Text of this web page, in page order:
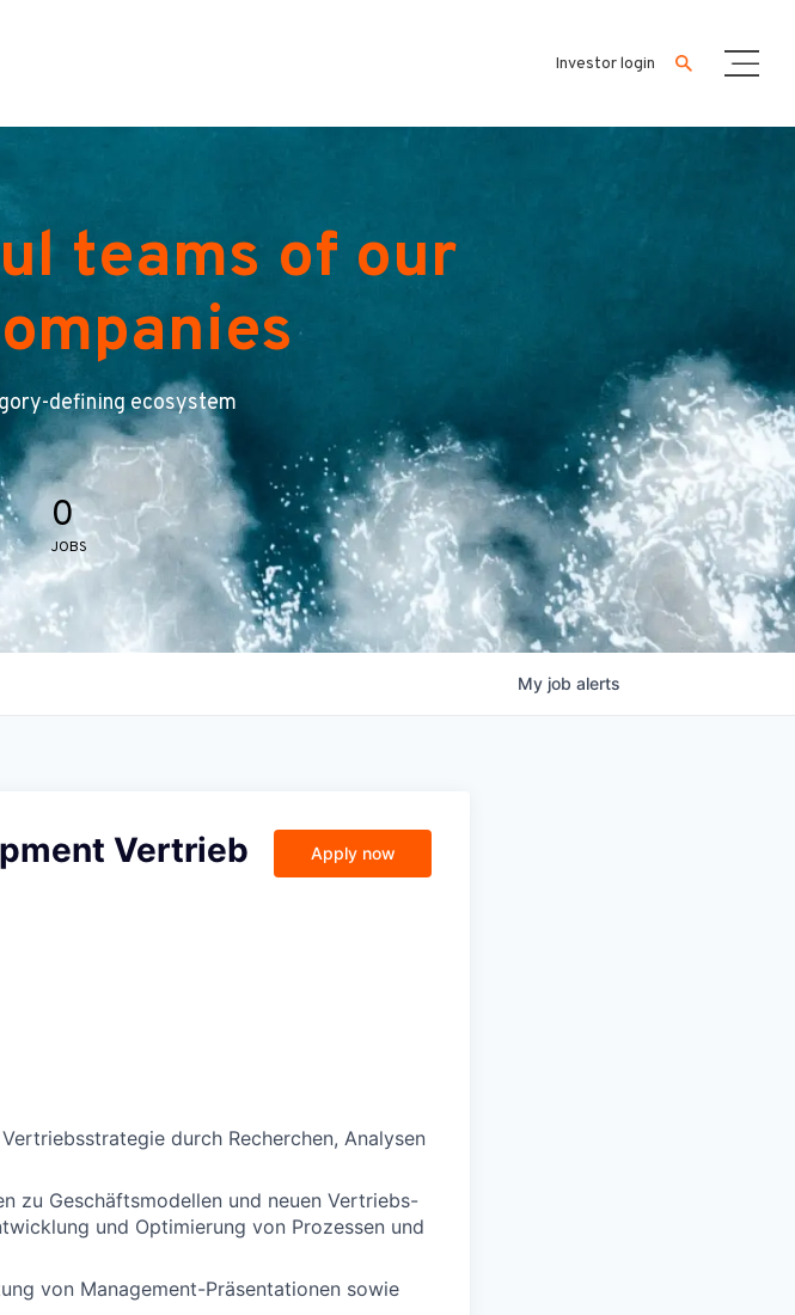
Investor login
teams of our
defining ecosystem
0
JOBS
My job alerts
Vertrieb
Apply now
durch Recherchen, Analysen
zu Geschäftsmodellen und neuen Vertriebs-
und Optimierung von Prozessen und
von Management-Präsentationen sowie